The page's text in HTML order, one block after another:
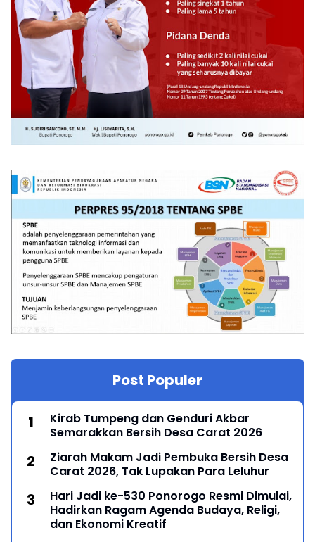
Post Populer
Kirab Tumpeng dan Genduri Akbar
Semarakkan Bersih Desa Carat 2026
Ziarah Makam Jadi Pembuka Bersih Desa
Carat 2026, Tak Lupakan Para Leluhur
Hari Jadi ke-530 Ponorogo Resmi Dimulai,
Hadirkan Ragam Agenda Budaya, Religi,
dan Ekonomi Kreatif